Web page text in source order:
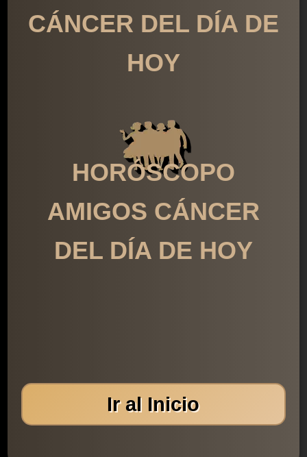
CÁNCER DEL DÍA DE
HOY
HORÓSCOPO
AMIGOS CÁNCER
DEL DÍA DE HOY
Ir al Inicio